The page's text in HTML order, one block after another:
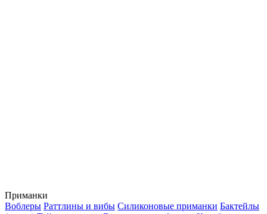
Приманки
Воблеры Раттлины и вибы Силиконовые приманки Бактейлы